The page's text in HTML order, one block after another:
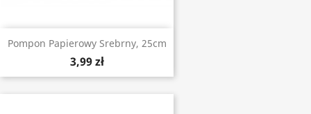
Pompon Papierowy Srebrny, 25cm
3,99 zł